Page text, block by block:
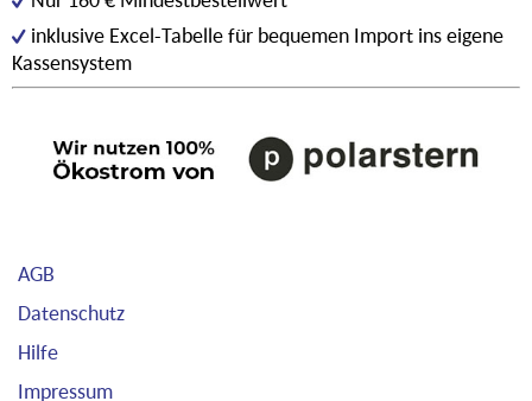
inklusive Excel-Tabelle für bequemen Import ins eigene
Kassensystem
AGB
Datenschutz
Hilfe
Impressum